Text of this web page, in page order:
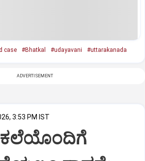
case #Bhatkal #udayavani #uttarakanada
ADVERTISEMENT
3:53 PM IST
ಕಲೆಯೊಂದಿಗೆ